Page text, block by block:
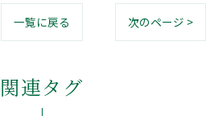
一覧に戻る 次のページ >
関連タグ